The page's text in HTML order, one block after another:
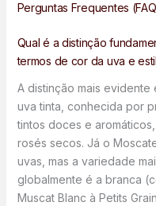
Perguntas Frequentes
Qual é a distinção
termos de cor da uva e
A distinção mais evidente
uva tinta, conhecida por
tintos doces e
rosés secos. Já o
uvas, mas a variedade
globalmente é a branca
Muscat Blanc à Petits